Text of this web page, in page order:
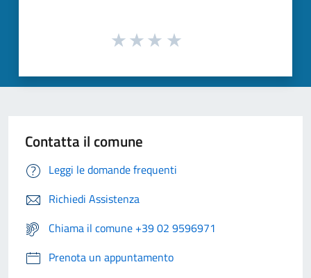
Contatta il comune
Leggi le domande frequenti
Richiedi Assistenza
Chiama il comune +39 02 9596971
Prenota un appuntamento